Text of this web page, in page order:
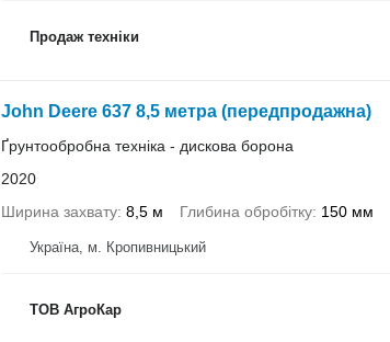
Продаж техніки
John Deere 637 8,5 метра (передпродажна)
Ґрунтообробна техніка - дискова борона
2020
Ширина захвату 8,5 м Глибина обробітку 150 мм
Україна, м. Кропивницький
ТОВ АгроКар